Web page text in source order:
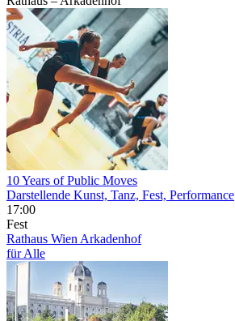
10 Years of Public Moves
Darstellende Kunst, Tanz, Fest, Performance
17:00
Fest
Rathaus Wien Arkadenhof
für Alle